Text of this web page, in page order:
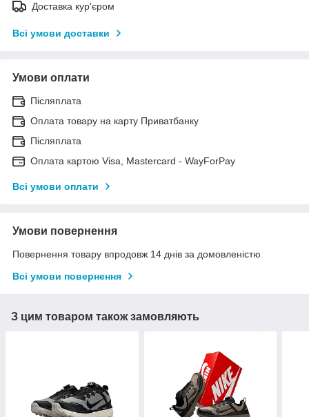
Доставка кур'єром
Всі умови доставки
Умови оплати
Післяплата
Оплата товару на карту Приватбанку
Післяплата
Оплата картою Visa, Mastercard - WayForPay
Всі умови оплати
Умови повернення
Повернення товару впродовж 14 днів за домовленістю
Всі умови повернення
З цим товаром також замовляють